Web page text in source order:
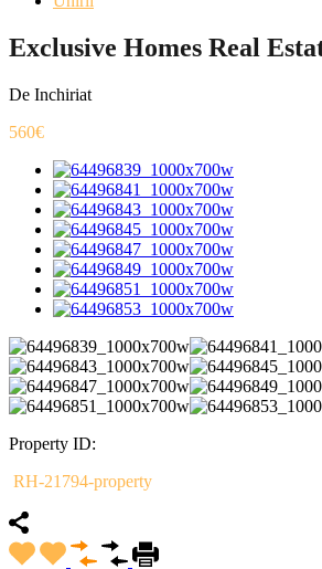
Exclusive Homes Real
De Inchiriat
560€
Property ID:
RH-21794-property